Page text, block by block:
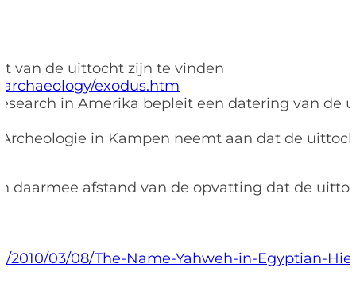
van de uittocht zijn te vinden
exodus.htm
in Amerika bepleit een datering van de
in Kampen neemt aan dat de
daarmee afstand van de opvatting dat de
03/08/The-Name-Yahweh-in-Egyptian-